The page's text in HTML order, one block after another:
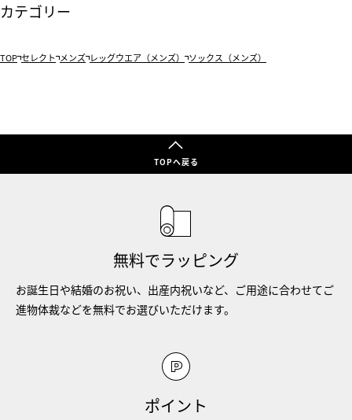
カテゴリー
TOP セレクト メンズ レッグウエア（メンズ） ソックス（メンズ）
TOPへ戻る
無料でラッピング
お誕生日や結婚のお祝い、出産内祝いなど、ご用途に合わせてご
進物体裁などを無料でお選びいただけます。
ポイント